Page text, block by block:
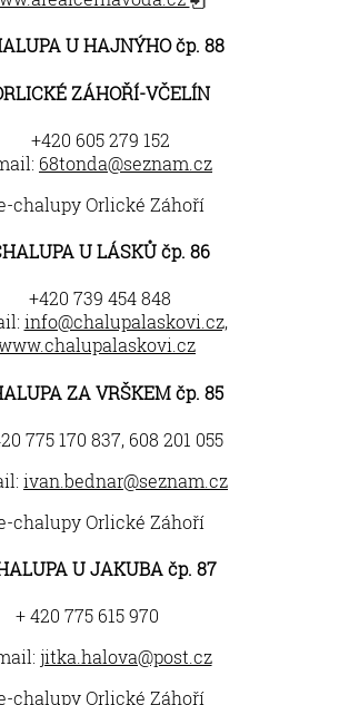
U HAJNÝHO čp. 88
ZÁHOŘÍ-VČELÍN
+420 605 279 152
68tonda@seznam.cz
chalupy Orlické Záhoří
U LÁSKŮ čp. 86
+420 739 454 848
info@chalupalaskovi.cz,
ZA VRŠKEM čp. 85
775 170 837, 608 201 055
ivan.bednar@seznam.cz
chalupy Orlické Záhoří
U JAKUBA čp. 87
+ 420 775 615 970
jitka.halova@post.cz
chalupy Orlické Záhoří